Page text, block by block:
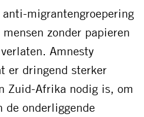
Whatsapp
E-
mail
migrantengroepering
zonder papieren
Amnesty
er dringend sterker
Zuid-Afrika nodig is, om
de onderliggende